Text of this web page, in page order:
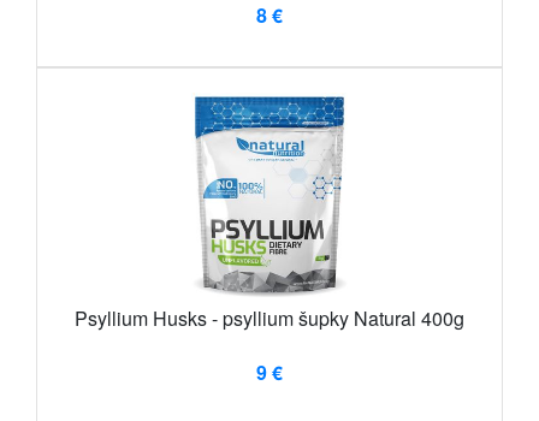
8 €
Psyllium Husks - psyllium šupky Natural 400g
9 €